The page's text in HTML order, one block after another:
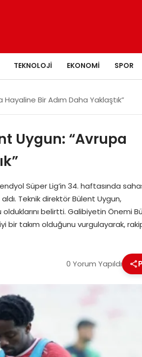
TEKNOLOJI EKONOMI SPOR
Bir Adım Daha Yaklaştık”
Uygun: “Avrupa
Süper Lig’in 34. haftasında
Teknik direktör Bülent Uygun,
belirtti. Galibiyetin Önemi
bir takım olduğunu vurgulayarak,
0 Yorum Yapıldı